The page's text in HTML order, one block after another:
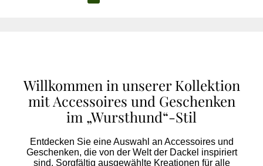
Willkommen in unserer Kollektion
mit Accessoires und Geschenken
im „Wursthund“-Stil
Entdecken Sie eine Auswahl an Accessoires und
Geschenken, die von der Welt der Dackel inspiriert
sind. Sorgfältig ausgewählte Kreationen für alle